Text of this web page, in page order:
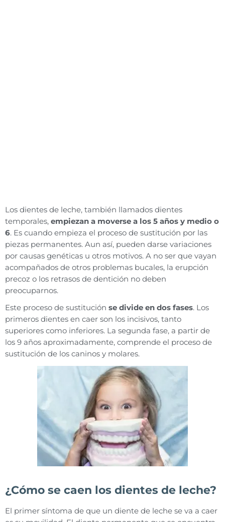
Los dientes de leche, también llamados dientes
temporales, empiezan a moverse a los 5 años y medio o
6. Es cuando empieza el proceso de sustitución por las
piezas permanentes. Aun así, pueden darse variaciones
por causas genéticas u otros motivos. A no ser que vayan
acompañados de otros problemas bucales, la erupción
precoz o los retrasos de dentición no deben
preocuparnos.
Este proceso de sustitución se divide en dos fases. Los
primeros dientes en caer son los incisivos, tanto
superiores como inferiores. La segunda fase, a partir de
los 9 años aproximadamente, comprende el proceso de
sustitución de los caninos y molares.
¿Cómo se caen los dientes de leche?
El primer síntoma de que un diente de leche se va a caer